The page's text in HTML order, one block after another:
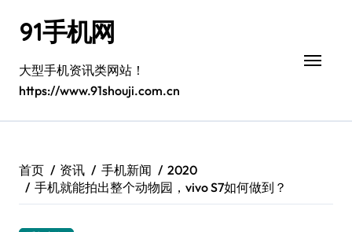
91手机网
大型手机资讯类网站！
https://www.91shouji.com.cn
首页 资讯 手机新闻
2020
手机就能拍出整个动物园，vivo S7如何做到？